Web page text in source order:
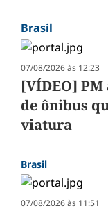
Brasil
07/08/2026 às 12:23
[VÍDEO]
de ônibus
viatura
Brasil
07/08/2026 às 11:51